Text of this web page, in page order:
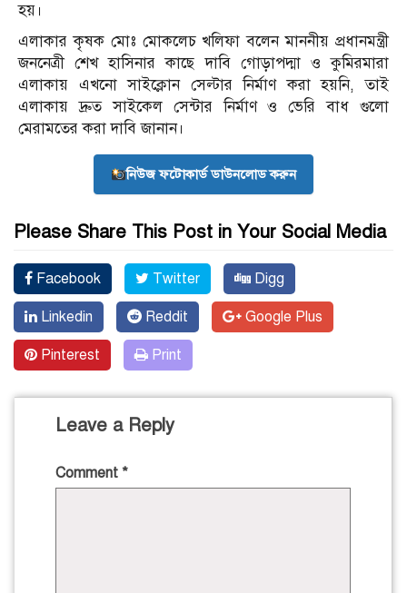
হয়।
এলাকার কৃষক মোঃ মোকলেচ খলিফা বলেন মাননীয় প্রধানমন্ত্রী
জননেত্রী শেখ হাসিনার কাছে দাবি গোড়াপদ্মা ও কুমিরমারা
এলাকায় এখনো সাইক্লোন সেল্টার নির্মাণ করা হয়নি, তাই
এলাকায় দ্রুত সাইকেল সেন্টার নির্মাণ ও ভেরি বাধ গুলো
মেরামতের করা দাবি জানান।
নিউজ ফটোকার্ড ডাউনলোড করুন
Please Share This Post in Your Social Media
Facebook Twitter Digg
Linkedin Reddit Google Plus
Pinterest Print
Leave a Reply
Comment *